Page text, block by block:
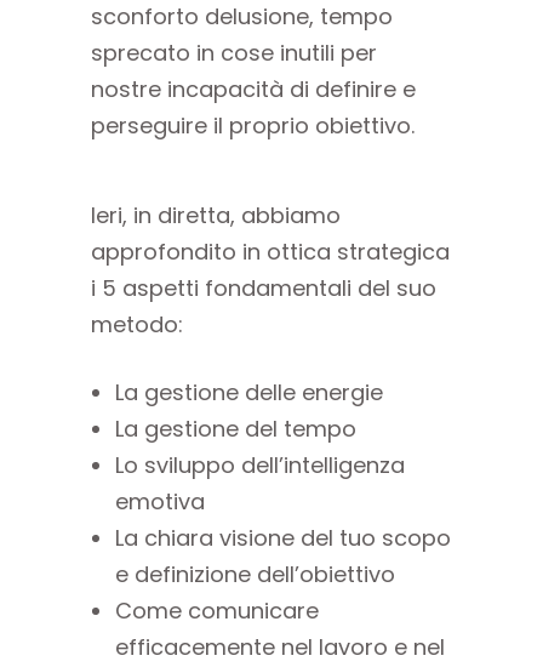
sconforto delusione, tempo
sprecato in cose inutili per
nostre incapacità di definire e
perseguire il proprio obiettivo.
Ieri, in diretta, abbiamo
approfondito in ottica strategica
i 5 aspetti fondamentali del suo
metodo:
La gestione delle energie
La gestione del tempo
Lo sviluppo dell’intelligenza
emotiva
La chiara visione del tuo scopo
e definizione dell’obiettivo
Come comunicare
efficacemente nel lavoro e nel